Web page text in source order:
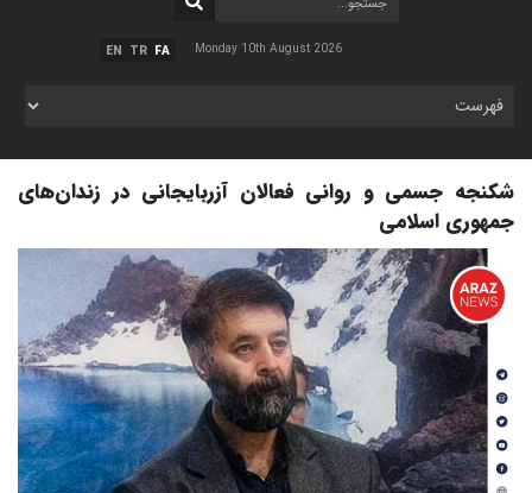
FA
TR
EN Monday 10th August 2026
شکنجه‌ جسمی و روانی فعالان آزربایجانی در زندان‌های
جمهوری اسلامی